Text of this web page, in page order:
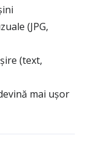
(JPG,
(text,
mai ușor